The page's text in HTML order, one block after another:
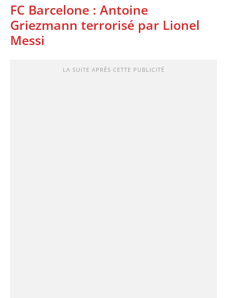
FC Barcelone : Antoine
Griezmann terrorisé par Lionel
Messi
LA SUITE APRÈS CETTE PUBLICITÉ